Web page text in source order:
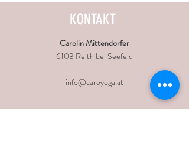
KONTAKT
Carolin Mittendorfer
6103 Reith bei Seefeld
info@caroyoga.at